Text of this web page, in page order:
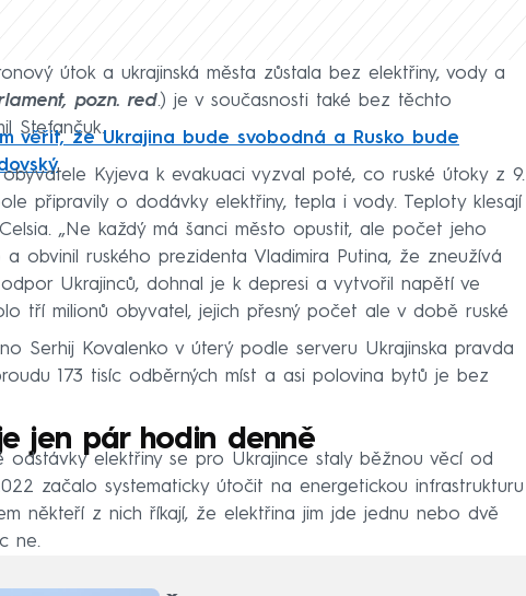
útok a ukrajinská města zůstala bez elektřiny, vody a
pozn. red.) je v současnosti také bez těchto
Stefančuk.
věřit, že Ukrajina bude svobodná a Rusko bude
Kyjeva k evakuaci vyzval poté, co ruské útoky z 9.
připravily o dodávky elektřiny, tepla i vody. Teploty klesají
„Ne každý má šanci město opustit, ale počet jeho
a obvinil ruského prezidenta Vladimira Putina, že zneužívá
Ukrajinců, dohnal je k depresi a vytvořil napětí ve
tří milionů obyvatel, jejich přesný počet ale v době ruské
Serhij Kovalenko v úterý podle serveru Ukrajinska pravda
173 tisíc odběrných míst a asi polovina bytů je bez
jen pár hodin denně
odstávky elektřiny se pro Ukrajince staly běžnou věcí od
začalo systematicky útočit na energetickou infrastrukturu
někteří z nich říkají, že elektřina jim jde jednu nebo dvě
ne.